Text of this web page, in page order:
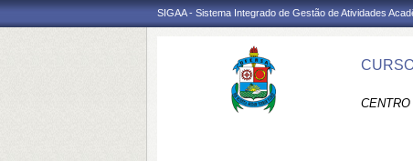
SIGAA - Sistema Integrado de Gestão de Atividades